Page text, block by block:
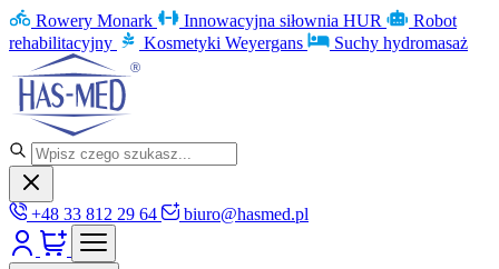
Rowery Monark Innowacyjna siłownia HUR
Robot
rehabilitacyjny
Kosmetyki Weyergans Suchy hydromasaż
+48 33 812 29 64 biuro@hasmed.pl